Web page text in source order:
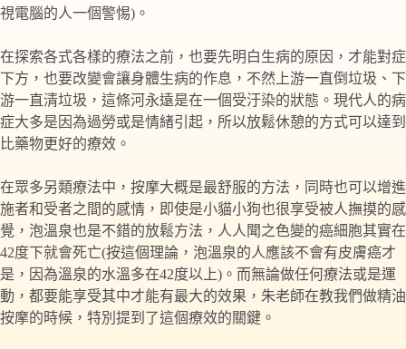
視電腦的人一個警惕)。
在探索各式各樣的療法之前，也要先明白生病的原因，才能對症
下方，也要改變會讓身體生病的作息，不然上游一直倒垃圾、下
游一直清垃圾，這條河永遠是在一個受汙染的狀態。現代人的病
症大多是因為過勞或是情緒引起，所以放鬆休憩的方式可以達到
比藥物更好的療效。
在眾多另類療法中，按摩大概是最舒服的方法，同時也可以增進
施者和受者之間的感情，即使是小貓小狗也很享受被人撫摸的感
覺，泡溫泉也是不錯的放鬆方法，人人聞之色變的癌細胞其實在
42度下就會死亡(按這個理論，泡溫泉的人應該不會有皮膚癌才
是，因為溫泉的水溫多在42度以上)。而無論做任何療法或是運
動，都要能享受其中才能有最大的效果，朱老師在教我們做精油
按摩的時候，特別提到了這個療效的關鍵。